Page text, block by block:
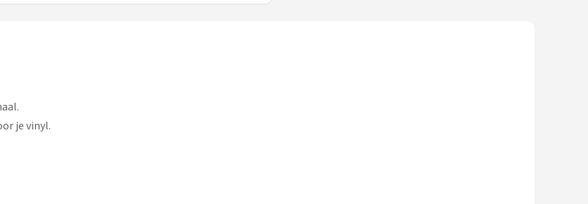
je vinyl.